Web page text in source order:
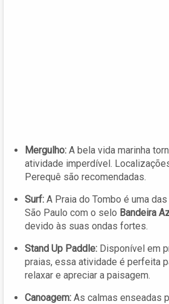
Mergulho: A bela vida marinha
atividade imperdível.
Perequê são recomendadas.
Surf: A Praia do Tombo é uma
São Paulo com o selo Bandeira
devido às suas ondas fortes.
Stand Up Paddle: Disponível em
praias, essa atividade é perfeita
relaxar e apreciar a paisagem.
Canoagem: As calmas enseadas